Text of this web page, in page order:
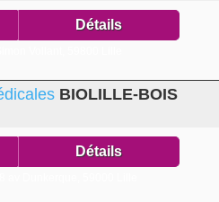
Détails
BIOLILLE-BOIS
Détails